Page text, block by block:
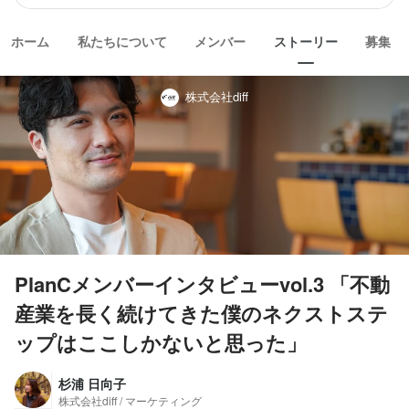
ホーム 私たちについて メンバー ストーリー 募集
株式会社diff
PlanCメンバーインタビューvol.3 「不動
産業を長く続けてきた僕のネクストステ
ップはここしかないと思った」
杉浦 日向子
株式会社diff / マーケティング